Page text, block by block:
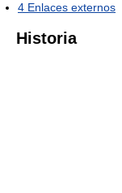
4 Enlaces externos
Historia